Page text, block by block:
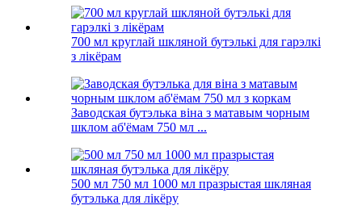
700 мл круглай шкляной бутэлькі для гарэлкі
з лікёрам
Заводская бутэлька віна з матавым чорным
шклом аб'ёмам 750 мл ...
500 мл 750 мл 1000 мл празрыстая шкляная
бутэлька для лікёру